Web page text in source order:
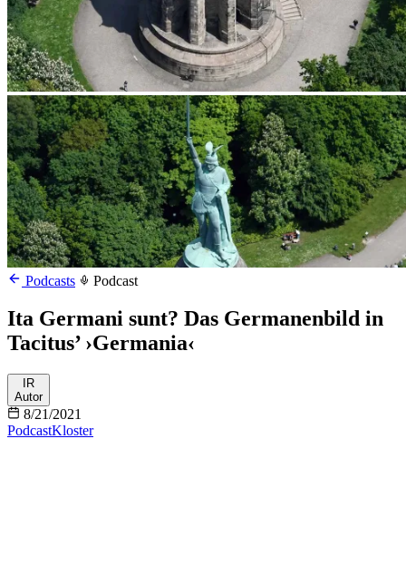
Podcasts Podcast
Ita Germani sunt? Das Germanenbild in
Tacitus’ ›Germania‹
IR
Autor
8/21/2021
PodcastKloster